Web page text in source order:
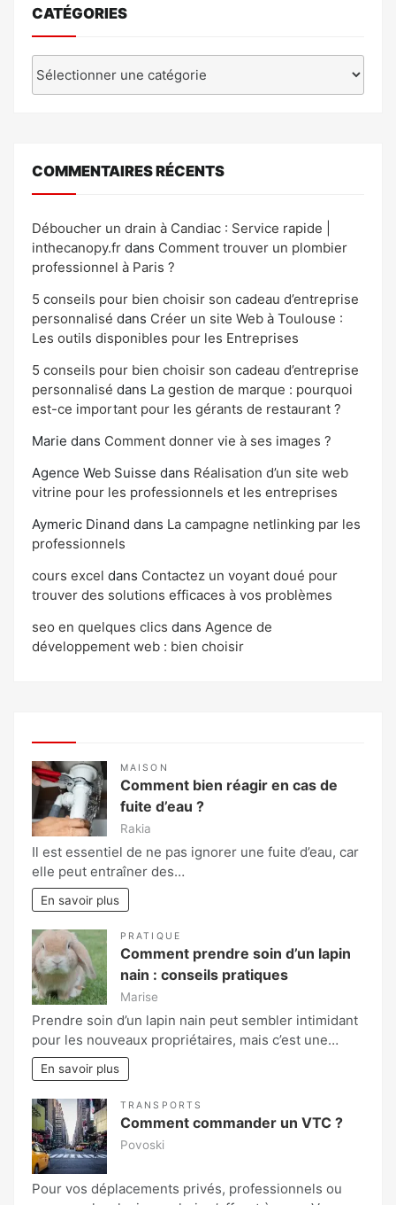
CATÉGORIES
COMMENTAIRES RÉCENTS
Déboucher un drain à Candiac : Service rapide |
inthecanopy.fr dans Comment trouver un plombier
professionnel à Paris ?
5 conseils pour bien choisir son cadeau d’entreprise
personnalisé dans Créer un site Web à Toulouse :
Les outils disponibles pour les Entreprises
5 conseils pour bien choisir son cadeau d’entreprise
personnalisé dans La gestion de marque : pourquoi
est-ce important pour les gérants de restaurant ?
Marie dans Comment donner vie à ses images ?
Agence Web Suisse dans Réalisation d’un site web
vitrine pour les professionnels et les entreprises
Aymeric Dinand dans La campagne netlinking par les
professionnels
cours excel dans Contactez un voyant doué pour
trouver des solutions efficaces à vos problèmes
seo en quelques clics dans Agence de
développement web : bien choisir
MAISON
Comment bien réagir en cas de
fuite d’eau ?
Rakia
Il est essentiel de ne pas ignorer une fuite d’eau, car
elle peut entraîner des…
En savoir plus
PRATIQUE
Comment prendre soin d’un lapin
nain : conseils pratiques
Marise
Prendre soin d’un lapin nain peut sembler intimidant
pour les nouveaux propriétaires, mais c’est une…
En savoir plus
TRANSPORTS
Comment commander un VTC ?
Povoski
Pour vos déplacements privés, professionnels ou